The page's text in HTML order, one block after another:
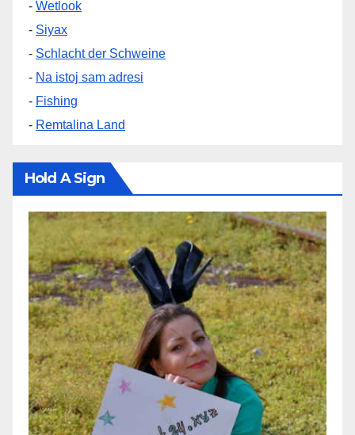
- Wetlook
- Siyax
- Schlacht der Schweine
- Na istoj sam adresi
- Fishing
- Remtalina Land
Hold A Sign